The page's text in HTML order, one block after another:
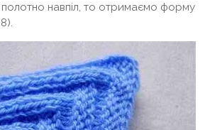
навпіл, то отримаємо форму